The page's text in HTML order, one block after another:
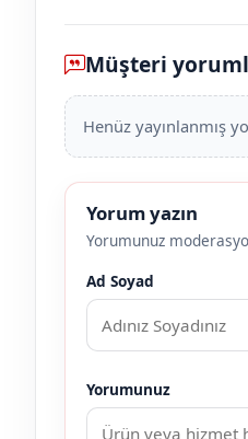
Müşteri
Henüz yayınlanmış
Yorum yazın
Yorumunuz
Ad Soyad
Yorumunuz